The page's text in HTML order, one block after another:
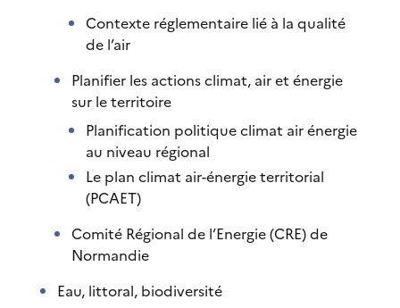
Contexte réglementaire lié à la qualité
de l’air
Planifier les actions climat, air et énergie
sur le territoire
Planification politique climat air énergie
au niveau régional
Le plan climat air-énergie territorial
(PCAET)
Comité Régional de l’Energie (CRE) de
Normandie
Eau, littoral, biodiversité